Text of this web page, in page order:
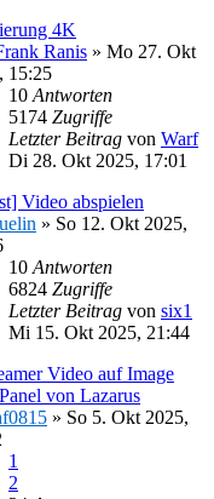
4K
Ranis » Mo 27. Okt
15:25
10 Antworten
5174 Zugriffe
Letzter Beitrag von Warf
Di 28. Okt 2025, 17:01
Video abspielen
» So 12. Okt 2025,
10 Antworten
6824 Zugriffe
Letzter Beitrag von six1
Mi 15. Okt 2025, 21:44
Video auf Image
von Lazarus
» So 5. Okt 2025,
1
2